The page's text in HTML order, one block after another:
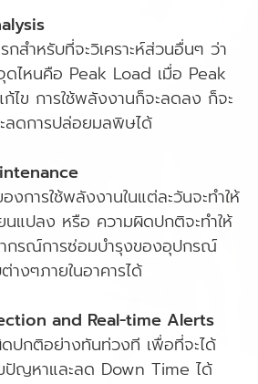
สำหรับที่จะวิเคราะห์ส่วนอื่นๆ ว่า
จุดไหนคือ Peak Load เมื่อ Peak
ไข การใช้พลังงานก็จะลดลง ก็จะ
ลดการปล่อยมลพิษได้
งการใช้พลังงานในแต่ละวันจะทำให้
นแปลง หรือ ความผิดปกติจะทำให้
กรณ์การซ่อมบำรุงของอุปกรณ์
างๆภายในอาคารได้
and Real-time Alerts
ปกติอย่างทันท่วงที เพื่อที่จะได้
ปัญหาและลด Down Time ได้